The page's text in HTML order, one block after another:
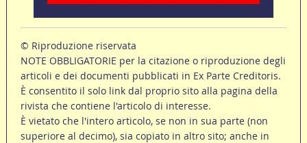
© Riproduzione riservata
NOTE OBBLIGATORIE per la citazione o riproduzione degli
articoli e dei documenti pubblicati in Ex Parte Creditoris.
È consentito il solo link dal proprio sito alla pagina della
rivista che contiene l'articolo di interesse.
È vietato che l'intero articolo, se non in sua parte (non
superiore al decimo), sia copiato in altro sito; anche in